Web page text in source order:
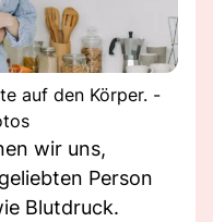
auf den Körper. -
wir uns,
Person
Blutdruck.